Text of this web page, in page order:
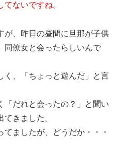
ないですね。
が、昨日の昼間に旦那が子供
同僚女と会ったらしいんで
く、「ちょっと遊んだ」と言
「だれと会ったの？」と聞い
きました。
ましたが、どうだか・・・